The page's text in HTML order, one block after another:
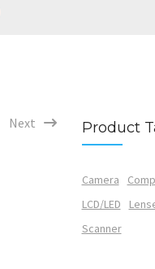
Next Product
Camera
LCD/LED
Scanner